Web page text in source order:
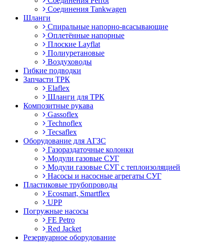
Соединения Tankwagen
Шланги
Спиральные напорно-всасывающие
Оплетённые напорные
Плоские Layflat
Полиуретановые
Воздуховоды
Гибкие подводки
Запчасти ТРК
Elaflex
Шланги для ТРК
Композитные рукава
Gassoflex
Technoflex
Tecsaflex
Оборудование для АГЗС
Газораздаточные колонки
Модули газовые СУГ
Модули газовые СУГ с теплоизоляцией
Насосы и насосные агрегаты СУГ
Пластиковые трубопроводы
Ecosmart, Smartflex
UPP
Погружные насосы
FE Petro
Red Jacket
Резервуарное оборудование